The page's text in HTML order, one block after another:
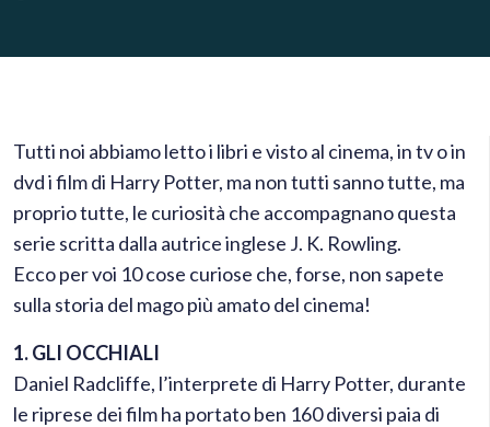
Tutti noi abbiamo letto i libri e visto al cinema, in tv o in
dvd i film di Harry Potter, ma non tutti sanno tutte, ma
proprio tutte, le curiosità che accompagnano questa
serie scritta dalla autrice inglese J. K. Rowling.
Ecco per voi 10 cose curiose che, forse, non sapete
sulla storia del mago più amato del cinema!
1. GLI OCCHIALI
Daniel Radcliffe, l’interprete di Harry Potter, durante
le riprese dei film ha portato ben 160 diversi paia di